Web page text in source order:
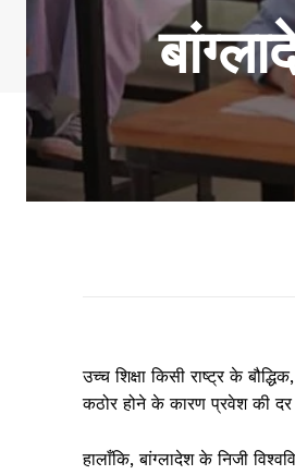
उच्च शिक्षा किसी राष्ट्र के
कठोर होने के कारण प्रवेश की दर
हालाँकि, बांग्लादेश के निजी